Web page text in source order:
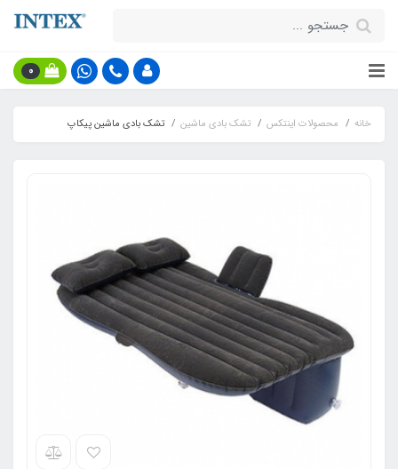
0
خانه محصولات اینتکس تشک بادی ماشین تشک بادی ماشین پیکاپ